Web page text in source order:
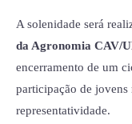
A solenidade será
da Agronomia CAV/
encerramento de um
participação de jovens
representatividade.